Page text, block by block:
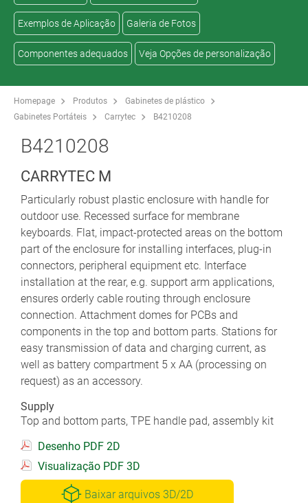
Exemplos de Aplicação Galeria de Fotos
Componentes adequados Veja Opções de personalização
Homepage Produtos
Gabinetes de plástico
Gabinetes Portáteis
Carrytec B4210208
B4210208
CARRYTEC M
Particularly robust plastic enclosure with handle for
outdoor use. Recessed surface for membrane
keyboards. Flat, impact-protected areas on the bottom
part of the enclosure for installing interfaces, plug-in
connectors, peripheral equipment etc. Interface
installation at the rear, e.g. support arm applications,
ensures orderly cable routing through enclosure
connection. Attachment domes for PCBs and
components in the top and bottom parts. Stations for
easy transmission of data and charging current, as
well as battery compartment 5 x AA (processing on
request) as an accessory.
Supply
Top and bottom parts, TPE handle pad, assembly kit
Desenho PDF 2D
Visualização PDF 3D
Baixar arquivos 3D/2D